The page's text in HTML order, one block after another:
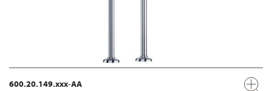
600.20.149.xxx-AA